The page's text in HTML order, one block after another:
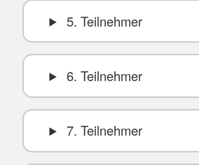
5. Teilnehmer
6. Teilnehmer
7. Teilnehmer